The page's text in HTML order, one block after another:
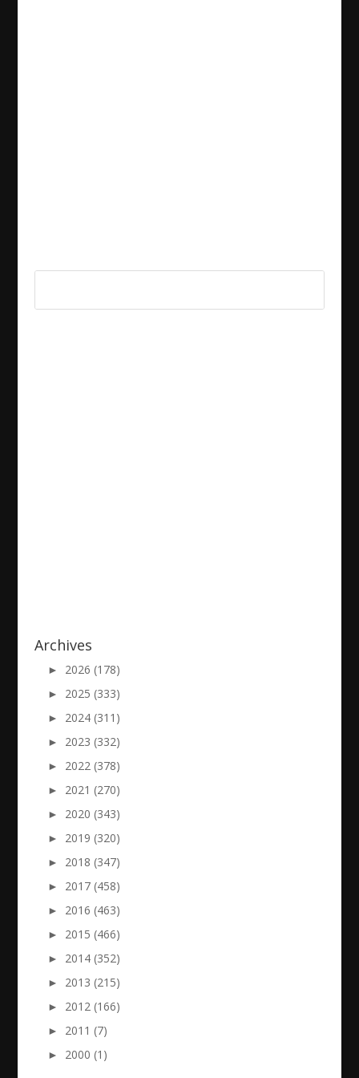
Archives
►
2026 (178)
►
2025 (333)
►
2024 (311)
►
2023 (332)
►
2022 (378)
►
2021 (270)
►
2020 (343)
►
2019 (320)
►
2018 (347)
►
2017 (458)
►
2016 (463)
►
2015 (466)
►
2014 (352)
►
2013 (215)
►
2012 (166)
►
2011 (7)
►
2000 (1)